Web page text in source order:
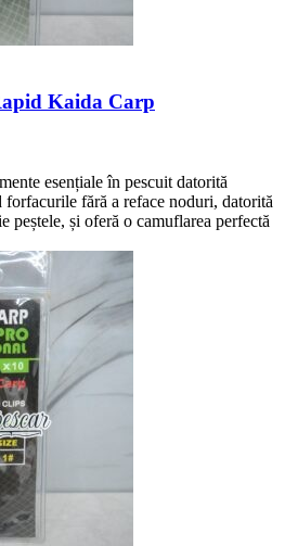
Kaida Carp
esențiale în pescuit datorită
fără a reface noduri, datorită
peștele, și oferă o camuflarea perfectă